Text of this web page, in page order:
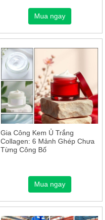
Mua ngay
Gia Công Kem Ủ Trắng
Collagen: 6 Mảnh Ghép Chưa
Từng Công Bố
Mua ngay